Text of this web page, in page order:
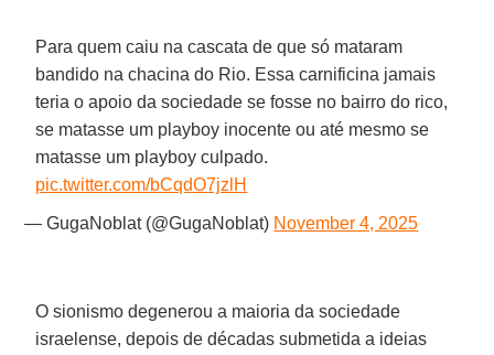
Para quem caiu na cascata de que só mataram
bandido na chacina do Rio. Essa carnificina jamais
teria o apoio da sociedade se fosse no bairro do rico,
se matasse um playboy inocente ou até mesmo se
matasse um playboy culpado.
pic.twitter.com/bCqdO7jzlH
— GugaNoblat (@GugaNoblat) November 4, 2025
O sionismo degenerou a maioria da sociedade
israelense, depois de décadas submetida a ideias